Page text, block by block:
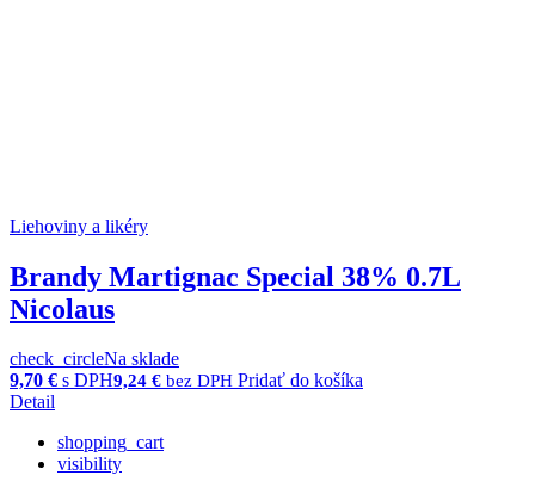
Liehoviny a likéry
Brandy Martignac Special 38% 0.7L
Nicolaus
check_circleNa sklade
9,70 € s DPH9,24 € bez DPH Pridať do košíka
Detail
shopping_cart
visibility